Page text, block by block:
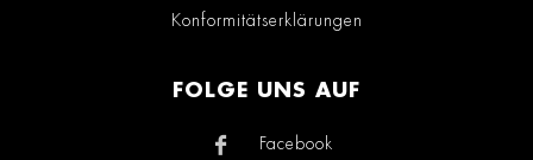
Konformitätserklärungen
FOLGE UNS AUF
Facebook